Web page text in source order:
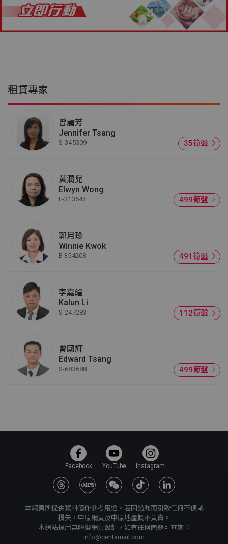
租賃專家
曾麗芳
Jennifer Tsang
S-345309 35筍盤
黃潤兒
Elwyn Wong
E-313643 499筍盤
郭月珍
Winnie Kwok
E-354208 491筍盤
李嘉綸
Kalun Li
S-247283 112筍盤
曾國輝
Edward Tsang
S-683688 499筍盤
Facebook YouTube Instagram
本網頁所提供資料僅作參考用途。若因錯漏而引致任何不便或
損失，中原網頁及中原地產概不負責。
本網站採用無障礙網頁設計，如有任何問題可查詢：
info@centamail.com